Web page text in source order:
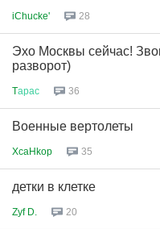
iChucke' 28
Эхо Москвы сейчас!
разворот)
Tарас 36
Военные вертолеты
XcaHkop 35
детки в клетке
Zyf D. 20